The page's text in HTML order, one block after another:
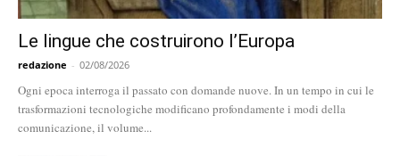
Le lingue che costruirono l’Europa
redazione - 02/08/2026
Ogni epoca interroga il passato con domande nuove. In un tempo in cui le
trasformazioni tecnologiche modificano profondamente i modi della
comunicazione, il volume...